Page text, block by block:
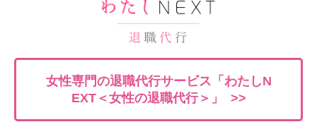
女性専門の退職代行サービス「わたしN
EXT＜女性の退職代行＞」 >>